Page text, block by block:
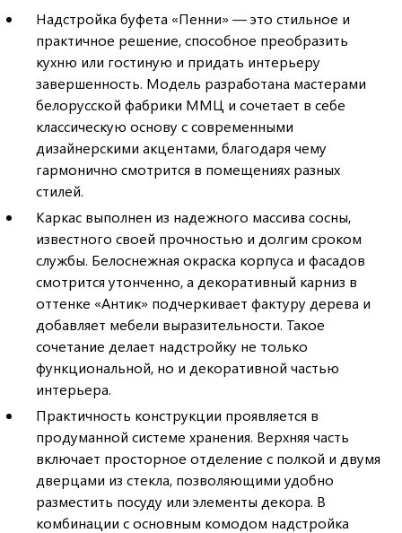
Надстройка буфета «Пенни» — это стильное и
практичное решение, способное преобразить
кухню или гостиную и придать интерьеру
завершенность. Модель разработана мастерами
белорусской фабрики ММЦ и сочетает в себе
классическую основу с современными
дизайнерскими акцентами, благодаря чему
гармонично смотрится в помещениях разных
стилей.
Каркас выполнен из надежного массива сосны,
известного своей прочностью и долгим сроком
службы. Белоснежная окраска корпуса и фасадов
смотрится утонченно, а декоративный карниз в
оттенке «Антик» подчеркивает фактуру дерева и
добавляет мебели выразительности. Такое
сочетание делает надстройку не только
функциональной, но и декоративной частью
интерьера.
Практичность конструкции проявляется в
продуманной системе хранения. Верхняя часть
включает просторное отделение с полкой и двумя
дверцами из стекла, позволяющими удобно
разместить посуду или элементы декора. В
комбинации с основным комодом надстройка